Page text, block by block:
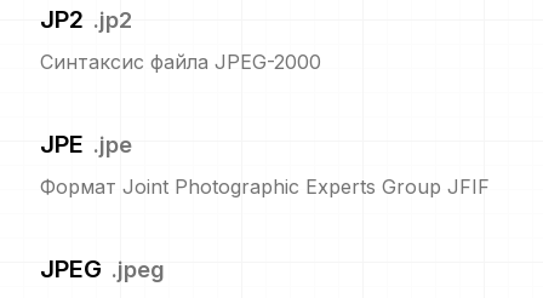
JP2 .jp2
Синтаксис файла JPEG-2000
JPE .jpe
Формат Joint Photographic Experts Group JFIF
JPEG .jpeg